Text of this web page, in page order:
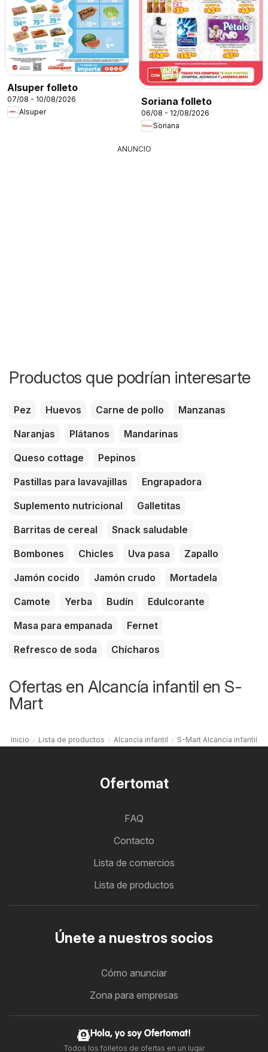
Alsuper folleto
07/08 - 10/08/2026
Alsuper
Soriana folleto
06/08 - 12/08/2026
Soriana
ANUNCIO
Productos que podrían interesarte
Pez Huevos Carne de pollo
Manzanas
Naranjas
Plátanos
Mandarinas
Queso cottage
Pepinos
Pastillas para lavavajillas
Engrapadora
Suplemento nutricional
Galletitas
Barritas de cereal
Snack saludable
Bombones
Chicles Uva pasa
Zapallo
Jamón cocido
Jamón crudo
Mortadela
Camote
Yerba Budín
Edulcorante
Masa para empanada
Fernet
Refresco de soda
Chícharos
Ofertas en Alcancía infantil en S-
Mart
Inicio Lista de productos Alcancía infantil S-Mart Alcancía infantil
Ofertomat
FAQ
Contacto
Lista de comercios
Lista de productos
Únete a nuestros socios
Cómo anunciar
Zona para empresas
Hola, yo soy Ofertomat!
Todos los folletos de ofertas en un lugar